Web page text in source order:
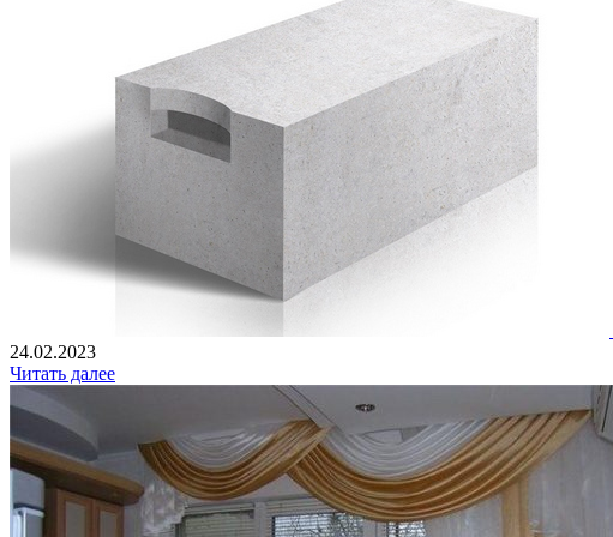
24.02.2023
Читать далее